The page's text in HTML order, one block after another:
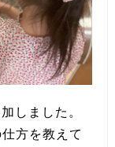
しました。
方を教えて